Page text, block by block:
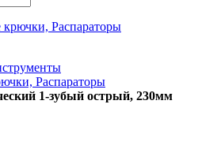
крючки, Распараторы
Распараторы
1-зубый острый, 230мм